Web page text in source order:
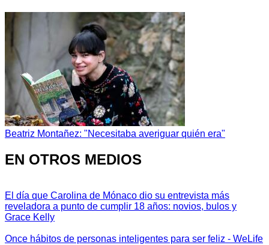
Beatriz Montañez: "Necesitaba averiguar quién era"
EN OTROS MEDIOS
El día que Carolina de Mónaco dio su entrevista más
reveladora a punto de cumplir 18 años: novios, bulos y
Grace Kelly
Once hábitos de personas inteligentes para ser feliz - WeLife